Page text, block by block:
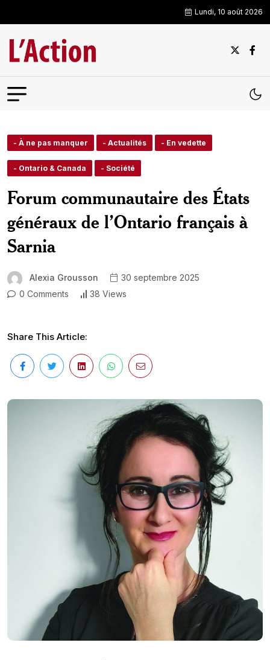
Lundi, 10 août 2026
- À ne pas manquer - Actualités - En vedette
- Ontario & Canada - Société
Forum communautaire des États
généraux de l’Ontario français à
Sarnia
Alexia Grousson
30 septembre 2025
0 Comments
38 Views
Share This Article: